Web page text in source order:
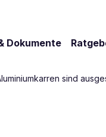
Dokumente
sind